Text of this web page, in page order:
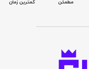
مطمئن
کمترین زمان